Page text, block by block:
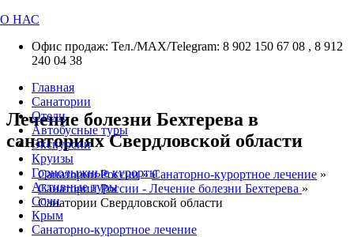
О НАС
Офис продаж: Тел./МАХ/Telegram: 8 902 150 67 08 , 8 912
240 04 38
Главная
Санатории
Отели
Автобусные туры
Экскурсии
Круизы
Горнолыжные курорты
Активные туры
Сочи
Крым
Санаторно-курортное лечение
Лечение болезни Бехтерева в
санаториях Свердловской области
Санатории России»Санаторно-курортное лечение »
Санатории России - Лечение болезни Бехтерева »
Санатории Свердловской области